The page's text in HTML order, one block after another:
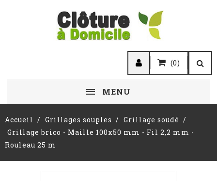
(0)
MENU
Accueil Grillages souples
Grillage soudé
Grillage brico - Maille 100x50 mm - Fil 2,2 mm -
Rouleau 25 m